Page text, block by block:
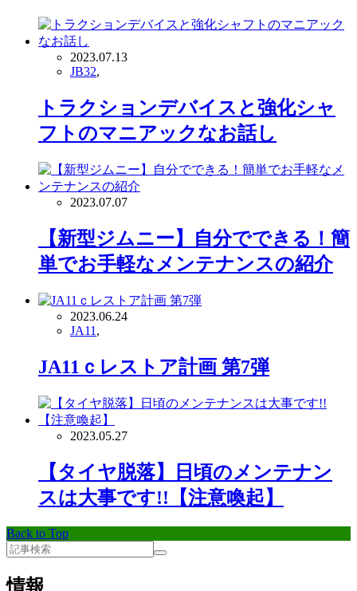
2023.07.13
JB32,
トラクションデバイスと強化シャ
フトのマニアックなお話し
2023.07.07
【新型ジムニー】自分でできる！簡
単でお手軽なメンテナンスの紹介
2023.06.24
JA11 ,
JA11ｃレストア計画 第7弾
2023.05.27
【タイヤ脱落】日頃のメンテナン
スは大事です!!【注意喚起】
Back to Top
情報